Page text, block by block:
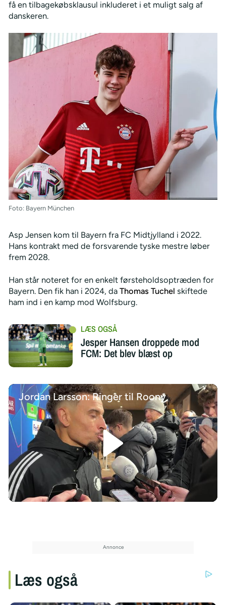
få en tilbagekøbsklausul inkluderet i et muligt salg af
danskeren.
Foto: Bayern München
Asp Jensen kom til Bayern fra FC Midtjylland i 2022.
Hans kontrakt med de forsvarende tyske mestre løber
frem 2028.
Han står noteret for en enkelt førsteholdsoptræden for
Bayern. Den fik han i 2024, da Thomas Tuchel skiftede
ham ind i en kamp mod Wolfsburg.
Jesper Hansen droppede mod
FCM: Det blev blæst op
Jordan Larsson: Ringer til Roony